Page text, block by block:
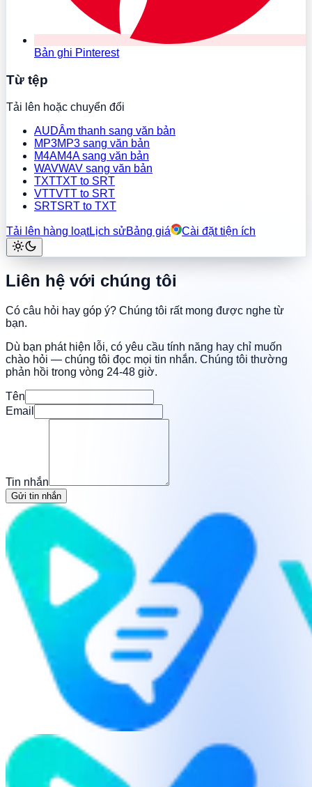
Bản ghi Pinterest
Từ tệp
Tải lên hoặc chuyển đổi
AUDÂm thanh sang văn bản
MP3MP3 sang văn bản
M4AM4A sang văn bản
WAVWAV sang văn bản
TXTTXT to SRT
VTTVTT to SRT
SRTSRT to TXT
Tải lên hàng loạtLịch sửBảng giá Cài đặt tiện ích
Liên hệ với chúng tôi
Có câu hỏi hay góp ý? Chúng tôi rất mong được nghe từ
bạn.
Dù bạn phát hiện lỗi, có yêu cầu tính năng hay chỉ muốn
chào hỏi — chúng tôi đọc mọi tin nhắn. Chúng tôi thường
phản hồi trong vòng 24-48 giờ.
Tên
Email
Tin nhắn
Gửi tin nhắn